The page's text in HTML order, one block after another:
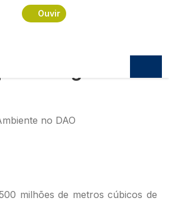
principal
Ouvir
estrutural
Ambiente-um minuto
em Portugal
milhões de metros cúbicos de